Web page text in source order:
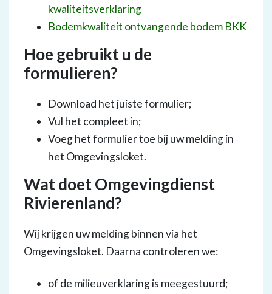
kwaliteitsverklaring
Bodemkwaliteit ontvangende bodem BKK
Hoe gebruikt u de
formulieren?
Download het juiste formulier;
Vul het compleet in;
Voeg het formulier toe bij uw melding in
het Omgevingsloket.
Wat doet Omgevingdienst
Rivierenland?
Wij krijgen uw melding binnen via het
Omgevingsloket. Daarna controleren we:
of de milieuverklaring is meegestuurd;